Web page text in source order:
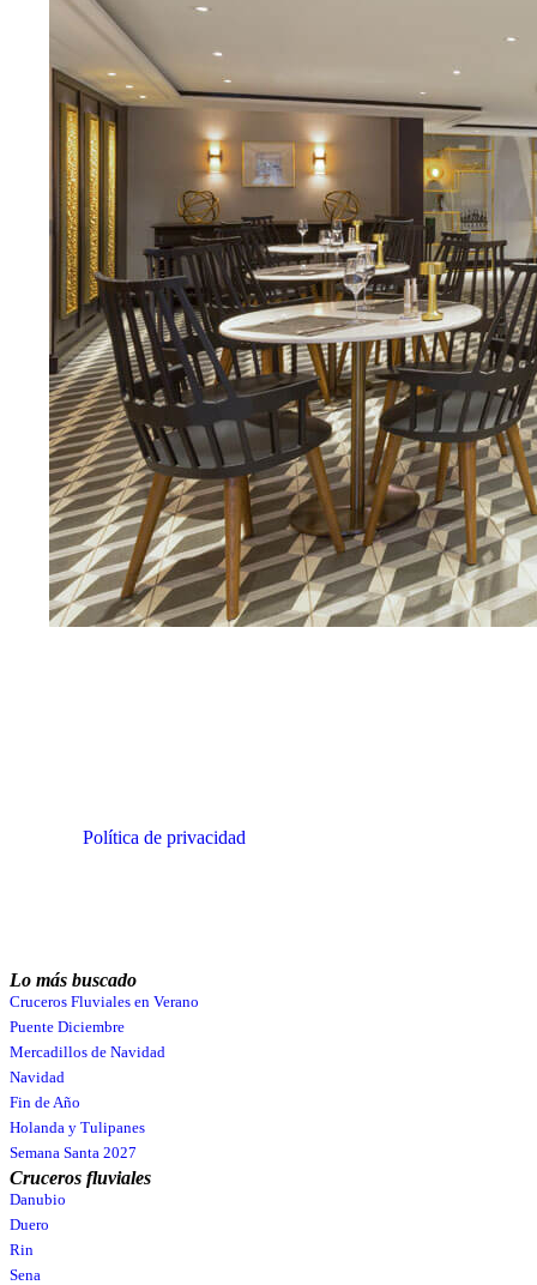
Suscríbete a nuestra
newsletter para
recibir novedades y
ofertas
Nombre
Apellidos
Email
He leído y acepto laPolítica de privacidad
Política de privacidad
Lo más buscado
Cruceros Fluviales en Verano
Puente Diciembre
Mercadillos de Navidad
Navidad
Fin de Año
Holanda y Tulipanes
Semana Santa 2027
Cruceros fluviales
Danubio
Duero
Rin
Sena